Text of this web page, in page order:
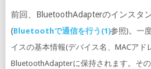
前回、BluetoothAdapterのインスタ
(Bluetoothで通信を行う(1)参照)。一
イスの基本情報(デバイス名、MACアド
BluetoothAdapterに保持されます。そ